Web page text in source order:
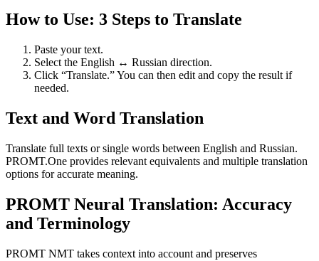
How to Use: 3 Steps to Translate
Paste your text.
Select the English ↔ Russian direction.
Click “Translate.” You can then edit and copy the result if
needed.
Text and Word Translation
Translate full texts or single words between English and Russian.
PROMT.One provides relevant equivalents and multiple translation
options for accurate meaning.
PROMT Neural Translation: Accuracy
and Terminology
PROMT NMT takes context into account and preserves